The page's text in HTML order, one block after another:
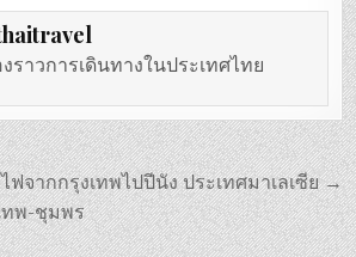
ราวการเดินทางในประเทศไทย
ฟจากกรุงเทพไปปีนัง ประเทศมาเลเซีย →
ทพ-ชุมพร